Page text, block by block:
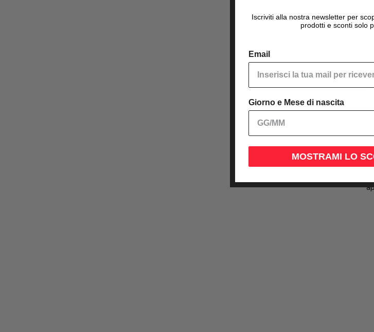
Iscriviti alla nostra newsletter per
prodotti e sconti solo
Email
Giorno e Mese di nascita
MOSTRAMI LO